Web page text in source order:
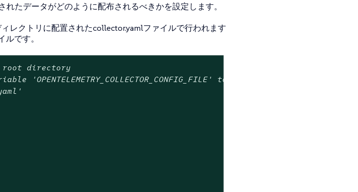
れたデータがどのように配布されるべきかを設定します。
レクトリに配置されたcollector.yamlファイルで行われます
です。
directory
'OPENTELEMETRY_COLLECTOR_CONFIG_FILE' to